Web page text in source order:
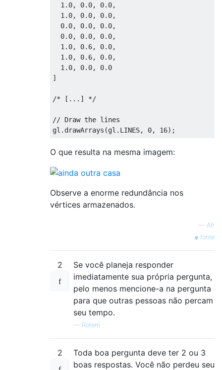
  1.0, 0.0, 0.0,
  1.0, 0.0, 0.0,
  0.0, 0.0, 0.0,
  0.0, 0.0, 0.0,
  1.0, 0.6, 0.0,
  1.0, 0.6, 0.0,
  1.0, 0.0, 0.0
]
/* [...] */
// Draw the lines
O que resulta na mesma imagem:
Observe a enorme redundância nos
vértices armazenados.
— Afr
fonte
2
Se você planeja responder
imediatamente sua própria pergunta,
pelo menos mencione-a na pergunta
para que outras pessoas não percam
seu tempo.
— Rotem
2
Toda boa pergunta deve ter 2 ou 3
boas respostas. Você não perdeu seu